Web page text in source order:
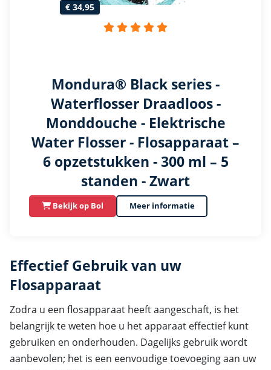
€ 34,95
Mondura® Black series -
Waterflosser Draadloos -
Monddouche - Elektrische
Water Flosser - Flosapparaat –
6 opzetstukken - 300 ml – 5
standen - Zwart
Bekijk op Bol Meer informatie
Effectief Gebruik van uw
Flosapparaat
Zodra u een flosapparaat heeft aangeschaft, is het
belangrijk te weten hoe u het apparaat effectief kunt
gebruiken en onderhouden. Dagelijks gebruik wordt
aanbevolen; het is een eenvoudige toevoeging aan uw